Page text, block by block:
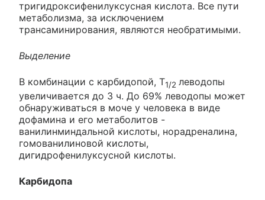
тригидроксифенилуксусная кислота. Все пути
метаболизма, за исключением
трансаминирования, являются необратимыми.
Выделение
В комбинации с карбидопой, T1/2 леводопы
увеличивается до 3 ч. До 69% леводопы может
обнаруживаться в моче у человека в виде
дофамина и его метаболитов -
ванилинминдальной кислоты, норадреналина,
гомованилиновой кислоты,
дигидрофенилуксусной кислоты.
Карбидопа